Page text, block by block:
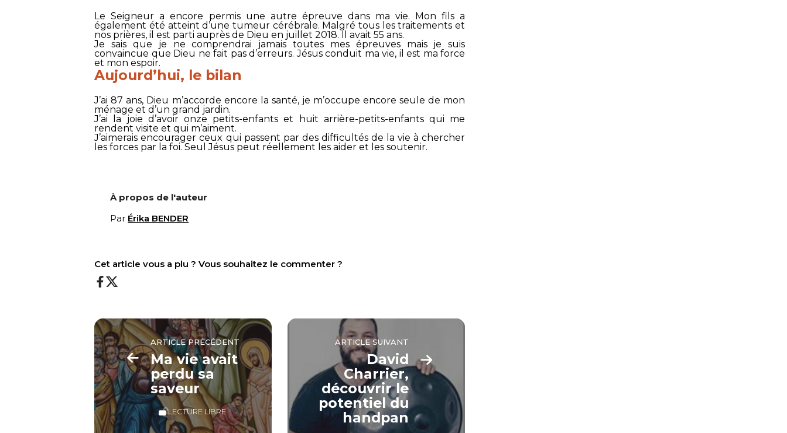
Le Seigneur a encore permis une autre épreuve dans ma vie. Mon fils a
également été atteint d’une tumeur cérébrale. Malgré tous les traitements et
nos prières, il est parti auprès de Dieu en juillet 2018. Il avait 55 ans.
Je sais que je ne comprendrai jamais toutes mes épreuves mais je suis
convaincue que Dieu ne fait pas d’erreurs. Jésus conduit ma vie, il est ma force
et mon espoir.
Aujourd’hui, le bilan
J’ai 87 ans, Dieu m’accorde encore la santé, je m’occupe encore seule de mon
ménage et d’un grand jardin.
J’ai la joie d’avoir onze petits-enfants et huit arrière-petits-enfants qui me
rendent visite et qui m’aiment.
J’aimerais encourager ceux qui passent par des difficultés de la vie à chercher
les forces par la foi. Seul Jésus peut réellement les aider et les soutenir.
À propos de l'auteur
Par Érika BENDER
Cet article vous a plu ? Vous souhaitez le commenter ?
ARTICLE PRÉCÉDENT
Ma vie avait
perdu sa
saveur
LECTURE LIBRE
ARTICLE SUIVANT
David
Charrier,
découvrir le
potentiel du
handpan